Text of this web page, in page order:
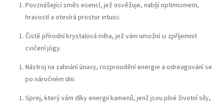
Povznášející směs esencí, jež osvěžuje, nabíjí optimismem,
hravostí a otevírá prostor intuici.
Čistě přírodní krystalová mlha, jež vám umožní si zpříjemnit
cvičení jógy.
Nástroj na zahnání únavy, rozproudění energie a odreagování se
po náročném dni.
Sprej, který vám díky energii kamenů, jenž jsou plné životní síly,